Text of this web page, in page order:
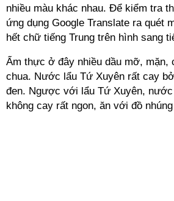
nhiều màu khác nhau. Để kiểm tra
ứng dụng Google Translate ra quét
hết chữ tiếng Trung trên hình sang
Ẩm thực ở đây nhiều dầu mỡ, mặn,
chua. Nước lẩu Tứ Xuyên rất cay
đen. Ngược với lẩu Tứ Xuyên,
không cay rất ngon, ăn với đồ